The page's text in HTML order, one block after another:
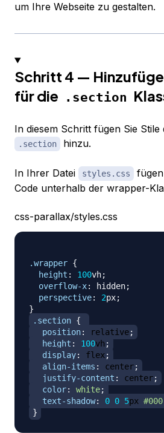
um Ihre Webseite zu gestalten.
Schritt 4 —
für die
.section
In diesem Schritt fügen Sie Stile
.section hinzu.
In Ihrer Datei styles.css
Code unterhalb der wrapper-
css-parallax/styles.css
.wrapper {
height : 100vh;
overflow-x: hidden;
perspective: 2px;
}
.section {
position: relative;
height : 100vh ;
display: flex;
align-items : center;
justify-content : center;
color: white;
text-shadow: 0 0 5px #000
}